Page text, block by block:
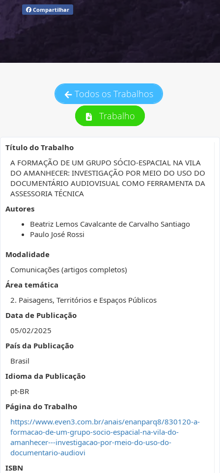
Compartilhar
Todos os Trabalhos
Trabalho
Título do Trabalho
A FORMAÇÃO DE UM GRUPO SÓCIO-ESPACIAL NA VILA
DO AMANHECER: INVESTIGAÇÃO POR MEIO DO USO DO
DOCUMENTÁRIO AUDIOVISUAL COMO FERRAMENTA DA
ASSESSORIA TÉCNICA
Autores
Beatriz Lemos Cavalcante de Carvalho Santiago
Paulo José Rossi
Modalidade
Comunicações (artigos completos)
Área temática
2. Paisagens, Territórios e Espaços Públicos
Data de Publicação
05/02/2025
País da Publicação
Brasil
Idioma da Publicação
pt-BR
Página do Trabalho
https://www.even3.com.br/anais/enanparq8/830120-a-
formacao-de-um-grupo-socio-espacial-na-vila-do-
amanhecer---investigacao-por-meio-do-uso-do-
documentario-audiovi
ISBN